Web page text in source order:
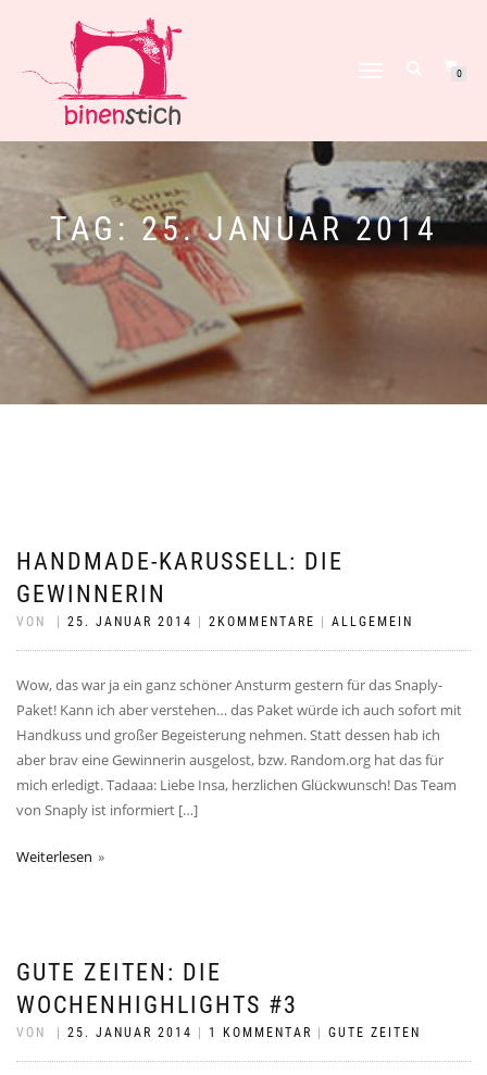
0
TAG:25. JANUAR 2014
HANDMADE-KARUSSELL: DIE
GEWINNERIN
VON 25. JANUAR 2014 2KOMMENTARE ALLGEMEIN
Wow, das war ja ein ganz schöner Ansturm gestern für das Snaply-
Paket! Kann ich aber verstehen… das Paket würde ich auch sofort mit
Handkuss und großer Begeisterung nehmen. Statt dessen hab ich
aber brav eine Gewinnerin ausgelost, bzw. Random.org hat das für
mich erledigt. Tadaaa: Liebe Insa, herzlichen Glückwunsch! Das Team
von Snaply ist informiert […]
Weiterlesen
GUTE ZEITEN: DIE
WOCHENHIGHLIGHTS #3
VON 25. JANUAR 2014 1 KOMMENTAR GUTE ZEITEN